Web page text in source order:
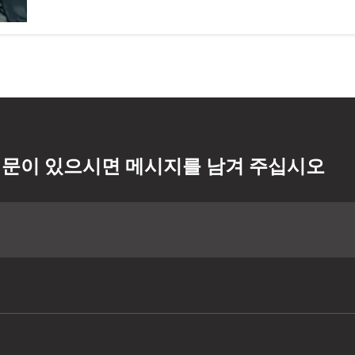
이 있으시면 메시지를 남겨 주십시오